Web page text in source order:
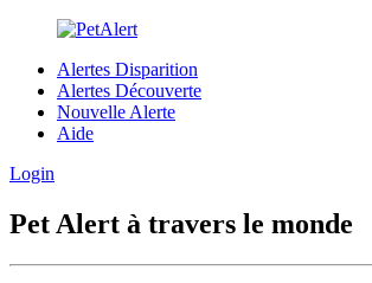
Alertes Disparition
Alertes Découverte
Nouvelle Alerte
Aide
Login
Pet Alert à travers le monde